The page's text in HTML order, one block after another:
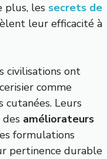
plus, les secrets de
leur efficacité à
civilisations ont
comme
cutanées. Leurs
améliorateurs
formulations
pertinence durable